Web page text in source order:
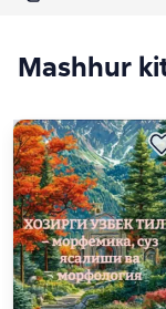
Mashhur